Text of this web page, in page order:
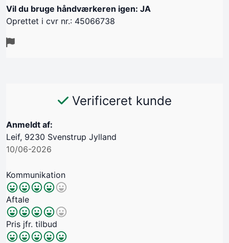
Vil du bruge håndværkeren igen: JA
Oprettet i cvr nr.: 45066738
Verificeret kunde
Anmeldt af:
Leif, 9230 Svenstrup Jylland
10/06-2026
Kommunikation
Aftale
Pris jfr. tilbud